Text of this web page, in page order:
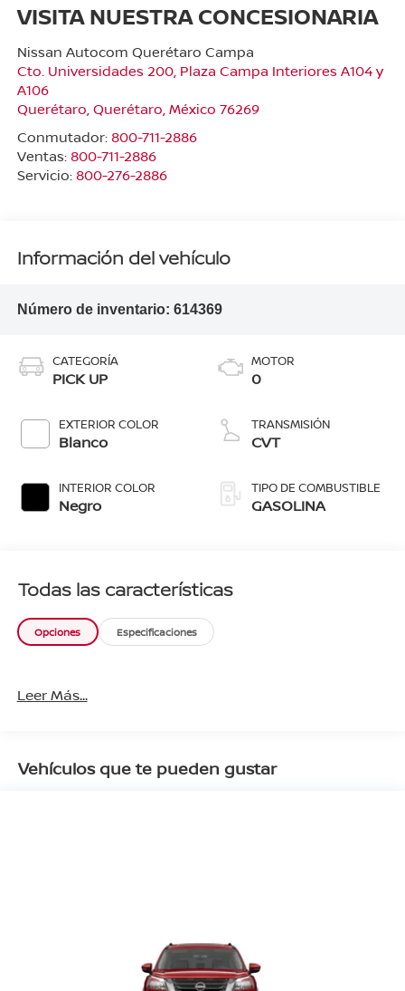
VISITA NUESTRA CONCESIONARIA
Nissan Autocom Querétaro Campa
Cto. Universidades 200, Plaza Campa Interiores A104 y
A106
Querétaro, Querétaro, México 76269
Conmutador: 800-711-2886
Ventas: 800-711-2886
Servicio: 800-276-2886
Información del vehículo
Número de inventario: 614369
CATEGORÍA
PICK UP
EXTERIOR COLOR
Blanco
INTERIOR COLOR
Negro
MOTOR
0
TRANSMISIÓN
CVT
TIPO DE COMBUSTIBLE
GASOLINA
Todas las características
Opciones Especificaciones
Leer Más...
Vehículos que te pueden gustar